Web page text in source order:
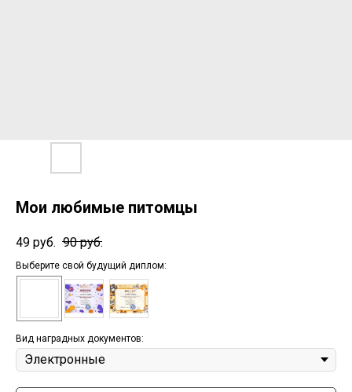
Мои любимые питомцы
49 руб. 90 руб.
Выберите свой будущий диплом:
Вид наградных документов: